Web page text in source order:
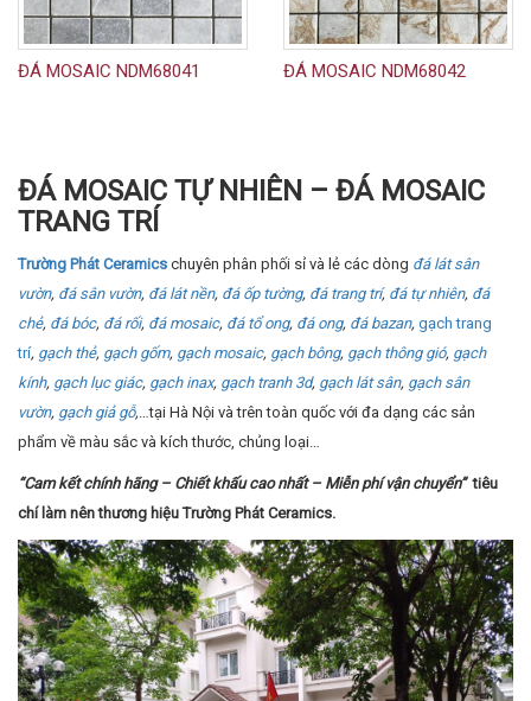
ĐÁ MOSAIC NDM68041 ĐÁ MOSAIC NDM68042
ĐÁ MOSAIC TỰ NHIÊN – ĐÁ MOSAIC
TRANG TRÍ
Trường Phát Ceramics chuyên phân phối sỉ và lẻ các dòng đá lát sân
vườn, đá sân vườn, đá lát nền, đá ốp tường, đá trang trí, đá tự nhiên, đá
chẻ, đá bóc, đá rối, đá mosaic, đá tổ ong, đá ong, đá bazan, gạch trang
trí, gạch thẻ, gạch gốm, gạch mosaic, gạch bông, gạch thông gió, gạch
kính, gạch lục giác, gạch inax, gạch tranh 3d, gạch lát sân, gạch sân
vườn, gạch giả gỗ,…tại Hà Nội và trên toàn quốc với đa dạng các sản
phẩm về màu sắc và kích thước, chủng loại…
“Cam kết chính hãng – Chiết khấu cao nhất – Miễn phí vận chuyển” tiêu
chí làm nên thương hiệuTrường Phát Ceramics.